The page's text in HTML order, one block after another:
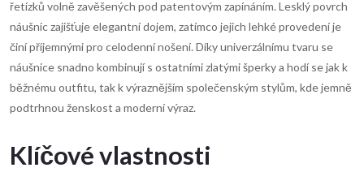
řetízků volně zavěšených pod patentovým zapínáním. Lesklý povrch
náušnic zajišťuje elegantní dojem, zatímco jejich lehké provedení je
činí příjemnými pro celodenní nošení. Díky univerzálnímu tvaru se
náušnice snadno kombinují s ostatními zlatými šperky a hodí se jak k
běžnému outfitu, tak k výraznějším společenským stylům, kde jemně
podtrhnou ženskost a moderní výraz.
Klíčové vlastnosti